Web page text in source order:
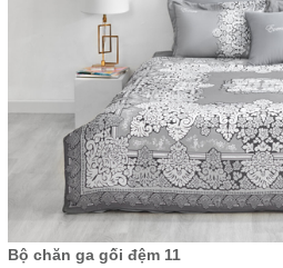
Bộ chăn ga gối đệm 11